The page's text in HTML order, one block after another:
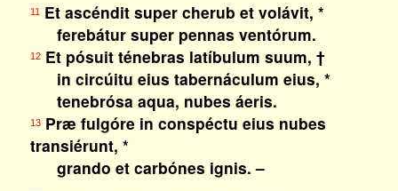
11Et ascéndit super cherub et volávit, *
ferebátur super pennas ventórum.
12Et pósuit ténebras latíbulum suum, †
in circúitu eius tabernáculum eius, *
tenebrósa aqua, nubes áeris.
13Præ fulgóre in conspéctu eius nubes
transiérunt, *
grando et carbónes ignis. –